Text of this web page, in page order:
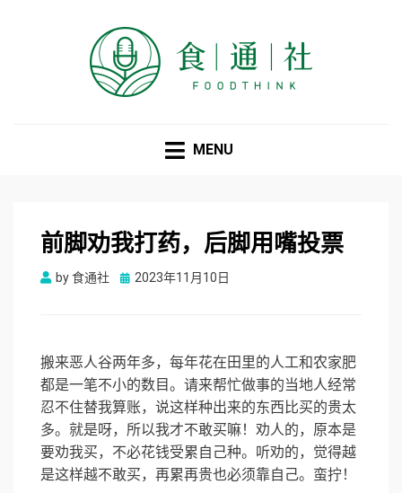
MENU
前脚劝我打药，后脚用嘴投票
by食通社
Posted
2023年11月10日
搬来恶人谷两年多，每年花在田里的人工和农家肥
都是一笔不小的数目。请来帮忙做事的当地人经常
忍不住替我算账，说这样种出来的东西比买的贵太
多。就是呀，所以我才不敢买嘛！劝人的，原本是
要劝我买，不必花钱受累自己种。听劝的，觉得越
是这样越不敢买，再累再贵也必须靠自己。蛮拧！